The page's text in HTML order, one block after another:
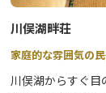
川俣湖畔荘
家庭的な雰囲気の
川俣湖からすぐ目